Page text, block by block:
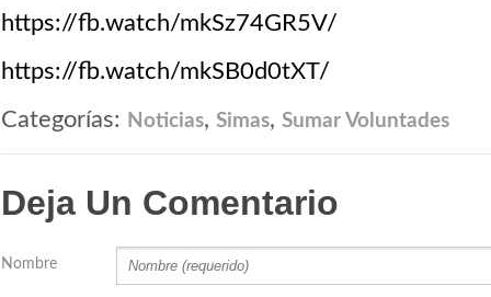
https://fb.watch/mkSz74GR5V/
https://fb.watch/mkSB0d0tXT/
Categorías:
Noticias, Simas, Sumar Voluntades
Deja Un Comentario
Nombre